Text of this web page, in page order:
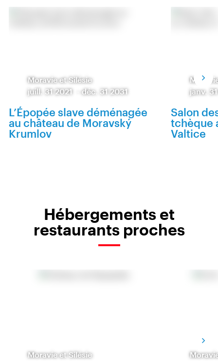
Moravie et Silésie
juill. 31 2021
-déc. 31 2031
L’Épopée slave déménagée
au château de Moravský
Krumlov
janv.
Salon
tchèque
Valtice
Hébergements et
restaurants proches
Moravie et Silésie